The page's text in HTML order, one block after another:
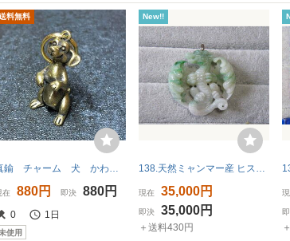
料無料
真鍮 チャーム 犬 かわいい ドッグ レトロ アクセサリー キーホルダー
在 880円 即決 880円
0 1日
使用
New!!
138.天然ミャンマー産 ヒスイ A貨 K9 ドラゴン 龍 トップ
現在 35,000円
即決 35,000円
＋送料430円